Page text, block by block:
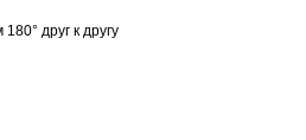
друг к другу